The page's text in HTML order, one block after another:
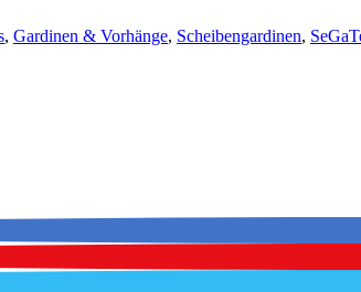
, Gardinen & Vorhänge, Scheibengardinen,